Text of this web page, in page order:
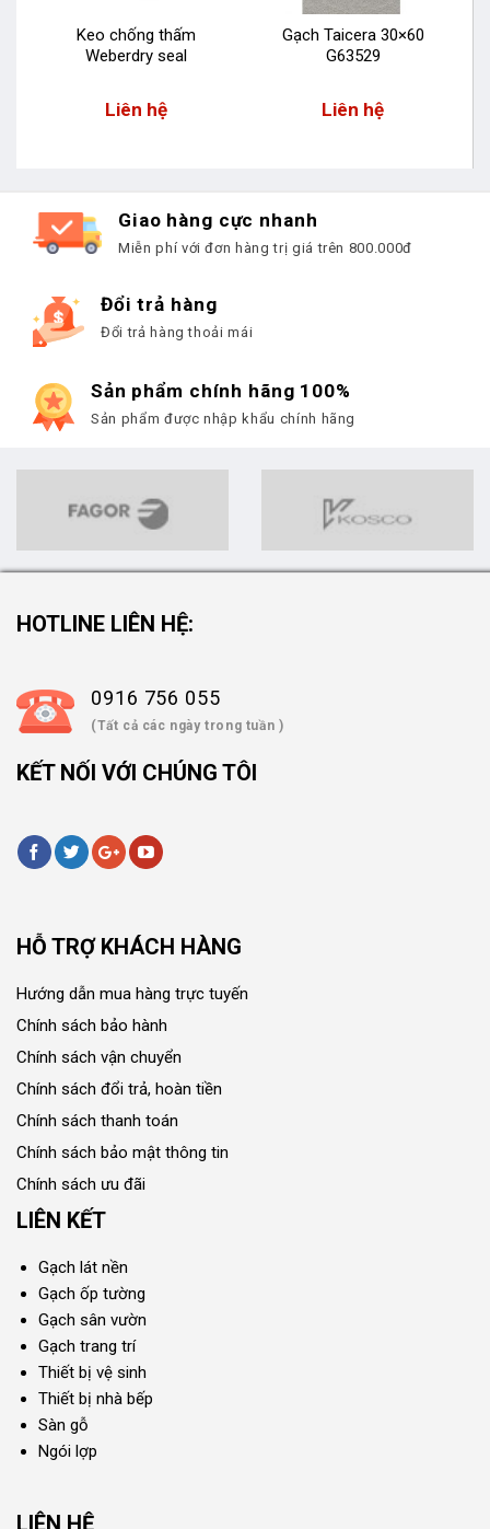
Keo chống thấm
Weberdry seal
Liên hệ
Gạch Taicera 30×60
G63529
Liên hệ
Giao hàng cực nhanh
Miễn phí với đơn hàng trị giá trên 800.000đ
Đổi trả hàng
Đổi trả hàng thoải mái
Sản phẩm chính hãng 100%
Sản phẩm được nhập khẩu chính hãng
HOTLINE LIÊN HỆ:
0916 756 055
(Tất cả các ngày trong tuần )
KẾT NỐI VỚI CHÚNG TÔI
HỖ TRỢ KHÁCH HÀNG
Hướng dẫn mua hàng trực tuyến
Chính sách bảo hành
Chính sách vận chuyển
Chính sách đổi trả, hoàn tiền
Chính sách thanh toán
Chính sách bảo mật thông tin
Chính sách ưu đãi
LIÊN KẾT
Gạch lát nền
Gạch ốp tường
Gạch sân vườn
Gạch trang trí
Thiết bị vệ sinh
Thiết bị nhà bếp
Sàn gỗ
Ngói lợp
LIÊN HỆ